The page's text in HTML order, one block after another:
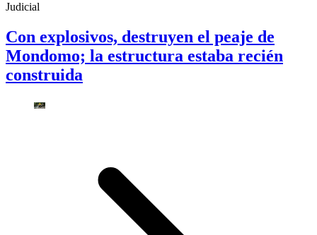
Judicial
Con explosivos, destruyen el peaje de
Mondomo; la estructura estaba recién
construida